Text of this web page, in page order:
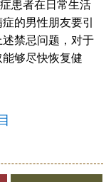
患者在日常生活
的男性朋友要引
禁忌问题，对于
够尽快恢复健